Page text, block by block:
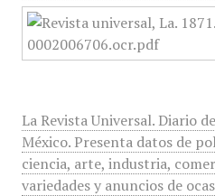
La Revista Universal. Diario
México. Presenta datos de
ciencia, arte, industria,
variedades y anuncios de